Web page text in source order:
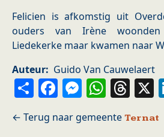
Felicien is afkomstig uit
ouders van Irène
Liedekerke maar kwamen naar
Auteur
Guido Van Cauwelaert
ShareFacebook
Ternat